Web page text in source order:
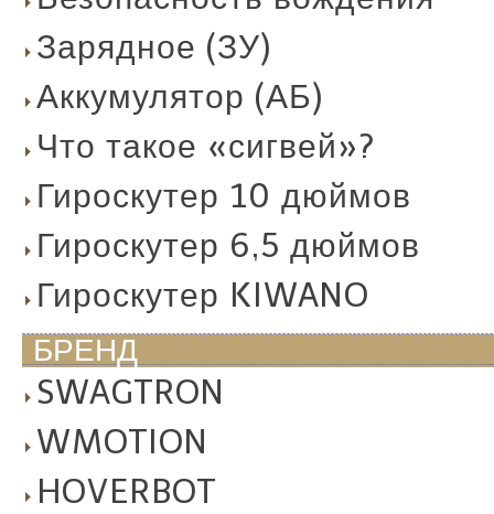
Зарядное (ЗУ)
Аккумулятор (АБ)
Что такое «сигвей»?
Гироскутер 10 дюймов
Гироскутер 6,5 дюймов
Гироскутер KIWANO
БРЕНД
SWAGTRON
WMOTION
HOVERBOT